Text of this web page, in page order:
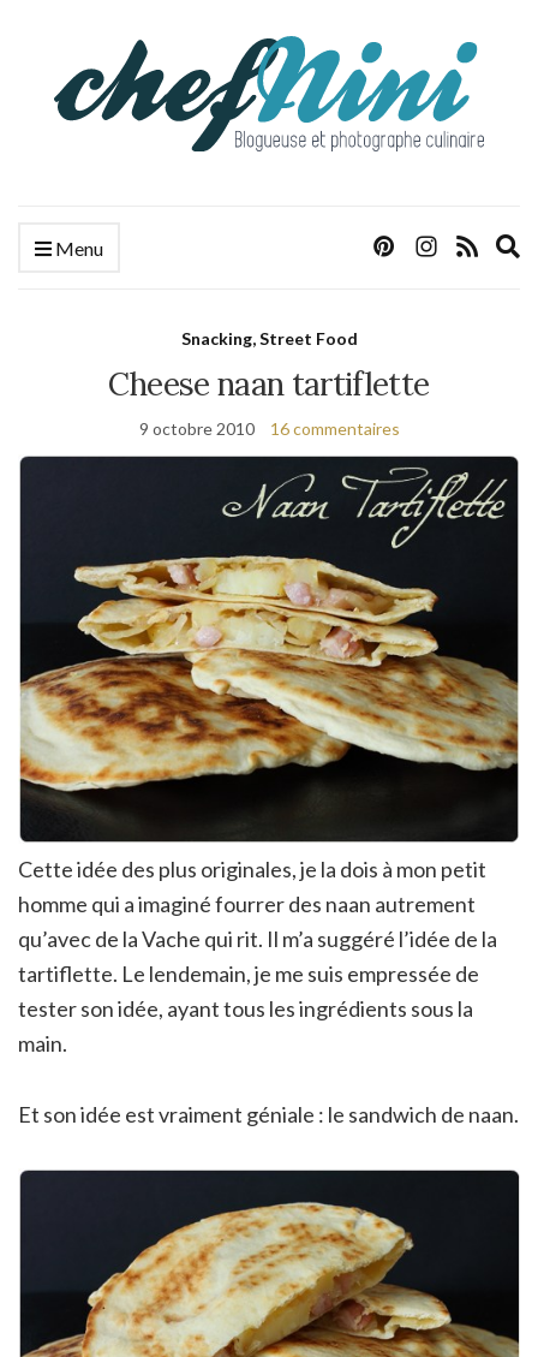
Menu
Snacking, Street Food
Cheese naan tartiflette
9 octobre 2010 16 commentaires
Cette idée des plus originales, je la dois à mon petit
homme qui a imaginé fourrer des naan autrement
qu’avec de la Vache qui rit. Il m’a suggéré l’idée de la
tartiflette. Le lendemain, je me suis empressée de
tester son idée, ayant tous les ingrédients sous la
main.
Et son idée est vraiment géniale : le sandwich de naan.